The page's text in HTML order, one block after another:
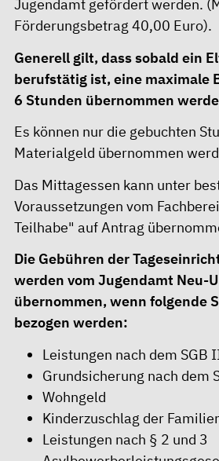
Jugendamt gefördert werden.
Förderungsbetrag 40,00 Euro).
Generell gilt, dass sobald ein
berufstätig ist, eine maximale
6 Stunden übernommen
Es können nur die gebuchten
Materialgeld übernommen
Das Mittagessen kann unter
Voraussetzungen vom
Teilhabe" auf Antrag
Die Gebühren der
werden vom Jugendamt Neu-
übernommen, wenn folgende
bezogen werden:
Leistungen nach dem SGB
Grundsicherung nach dem
Wohngeld
Kinderzuschlag der
Leistungen nach § 2 und 3